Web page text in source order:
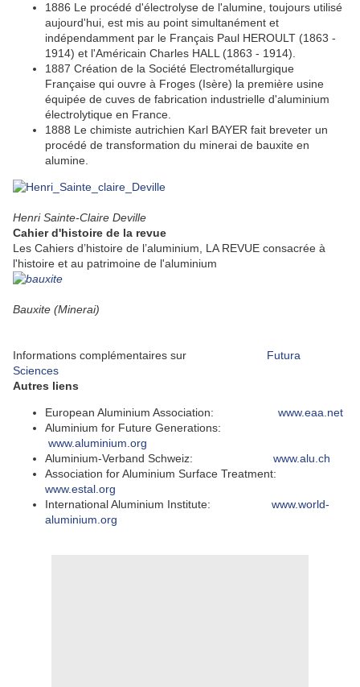
1886 Le procédé d'électrolyse de l'alumine, toujours utilisé
aujourd'hui, est mis au point simultanément et
indépendamment par le Français Paul HEROULT (1863 -
1914) et l'Américain Charles HALL (1863 - 1914).
1887 Création de la Société Electrométallurgique
Française qui ouvre à Froges (Isère) la première usine
équipée de cuves de fabrication industrielle d'aluminium
électrolytique en France.
1888 Le chimiste autrichien Karl BAYER fait breveter un
procédé de transformation du minerai de bauxite en
alumine.
Henri Sainte-Claire Deville
Cahier d'histoire de la revue
Les Cahiers d’histoire de l’aluminium, LA REVUE consacrée à
l'histoire et au patrimoine de l'aluminium
Bauxite (Minerai)
Informations complémentaires sur Futura
Sciences
Autres liens
European Aluminium Association: www.eaa.net
Aluminium for Future Generations:
www.aluminium.org
Aluminium-Verband Schweiz: www.alu.ch
Association for Aluminium Surface Treatment:
www.estal.org
International Aluminium Institute: www.world-
aluminium.org